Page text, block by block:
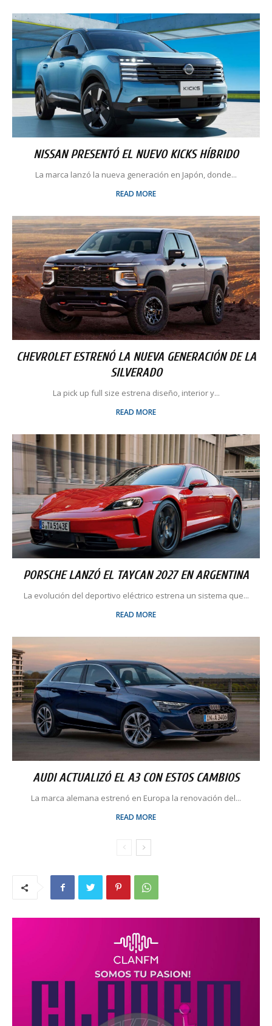
NISSAN PRESENTÓ EL NUEVO KICKS HÍBRIDO
La marca lanzó la nueva generación en Japón, donde...
READ MORE
CHEVROLET ESTRENÓ LA NUEVA GENERACIÓN DE LA
SILVERADO
La pick up full size estrena diseño, interior y...
READ MORE
PORSCHE LANZÓ EL TAYCAN 2027 EN ARGENTINA
La evolución del deportivo eléctrico estrena un sistema que...
READ MORE
AUDI ACTUALIZÓ EL A3 CON ESTOS CAMBIOS
La marca alemana estrenó en Europa la renovación del...
READ MORE